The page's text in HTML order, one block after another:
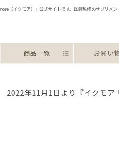
（イクモア）」公式サイトです。医師監修のサプリメ
商品一覧 お買い
2022年11月1日より『イクモ